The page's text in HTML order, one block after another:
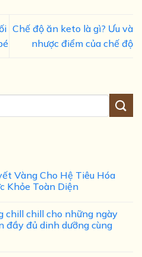
Chế độ ăn keto là gì? Ưu và
nhược điểm của chế độ
Vàng Cho Hệ Tiêu Hóa
Khỏe Toàn Diện
chill chill cho những ngày
đầy đủ dinh dưỡng cùng